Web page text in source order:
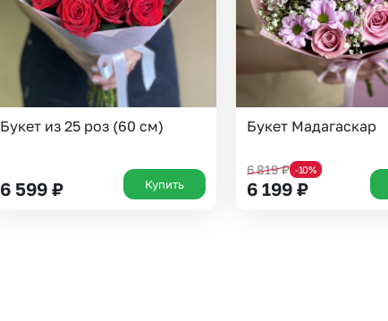
Новосибирск
Омск
Волгоград
Воронеж
Букет из 25 роз (60 см)
6 599₽ Купить
Букет Мадагаскар
6 819₽ -10%
6 199 ₽